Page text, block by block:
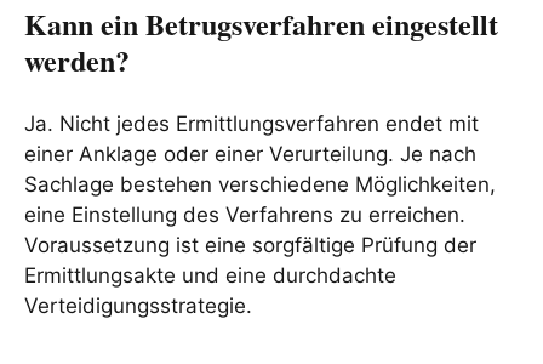
Kann ein Betrugsverfahren eingestellt
werden?
Ja. Nicht jedes Ermittlungsverfahren endet mit
einer Anklage oder einer Verurteilung. Je nach
Sachlage bestehen verschiedene Möglichkeiten,
eine Einstellung des Verfahrens zu erreichen.
Voraussetzung ist eine sorgfältige Prüfung der
Ermittlungsakte und eine durchdachte
Verteidigungsstrategie.